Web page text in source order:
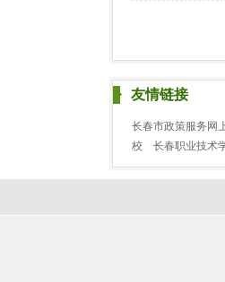
友情链接
长春市政策服务网
校
长春职业技术